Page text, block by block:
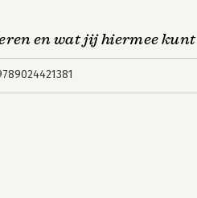
en wat jij hiermee kunt